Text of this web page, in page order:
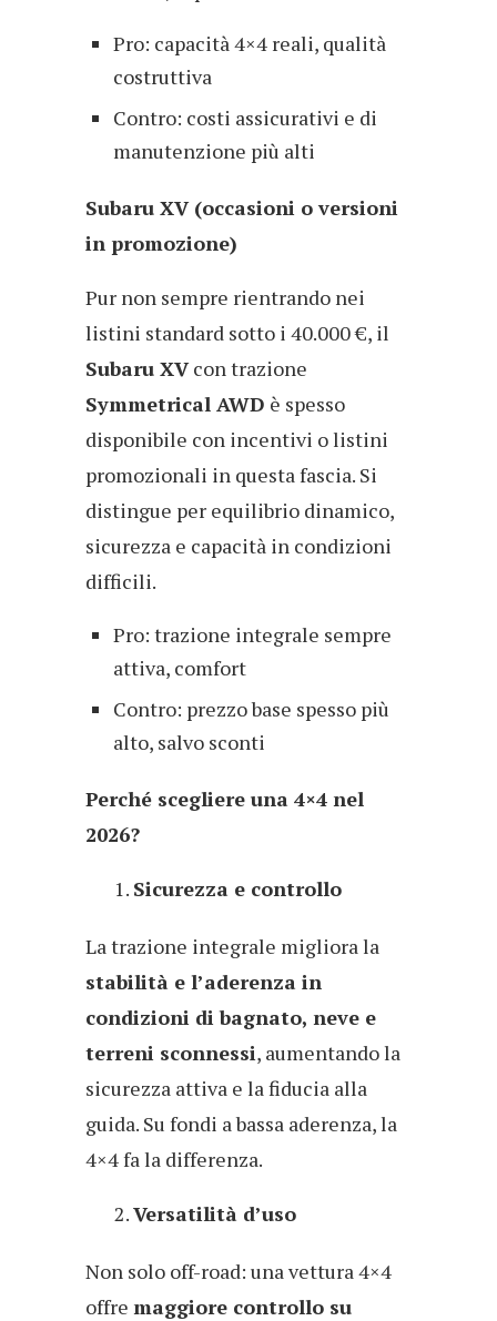
Pro: capacità 4×4 reali, qualità
costruttiva
Contro: costi assicurativi e di
manutenzione più alti
Subaru XV (occasioni o versioni
in promozione)
Pur non sempre rientrando nei
listini standard sotto i 40.000 €, il
Subaru XVcon trazione
Symmetrical AWD è spesso
disponibile con incentivi o listini
promozionali in questa fascia. Si
distingue per equilibrio dinamico,
sicurezza e capacità in condizioni
difficili.
Pro: trazione integrale sempre
attiva, comfort
Contro: prezzo base spesso più
alto, salvo sconti
Perché scegliere una 4×4 nel
2026?
Sicurezza e controllo
La trazione integrale migliora la
stabilità e l’aderenza in
condizioni di bagnato, neve e
terreni sconnessi, aumentando la
sicurezza attiva e la fiducia alla
guida. Su fondi a bassa aderenza, la
4×4 fa la differenza.
Versatilità d’uso
Non solo off-road: una vettura 4×4
offre maggiore controllo su